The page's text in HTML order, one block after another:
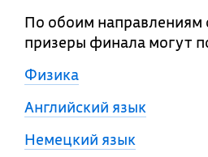
По обоим направлениям
призеры финала могут
Физика
Английский язык
Немецкий язык